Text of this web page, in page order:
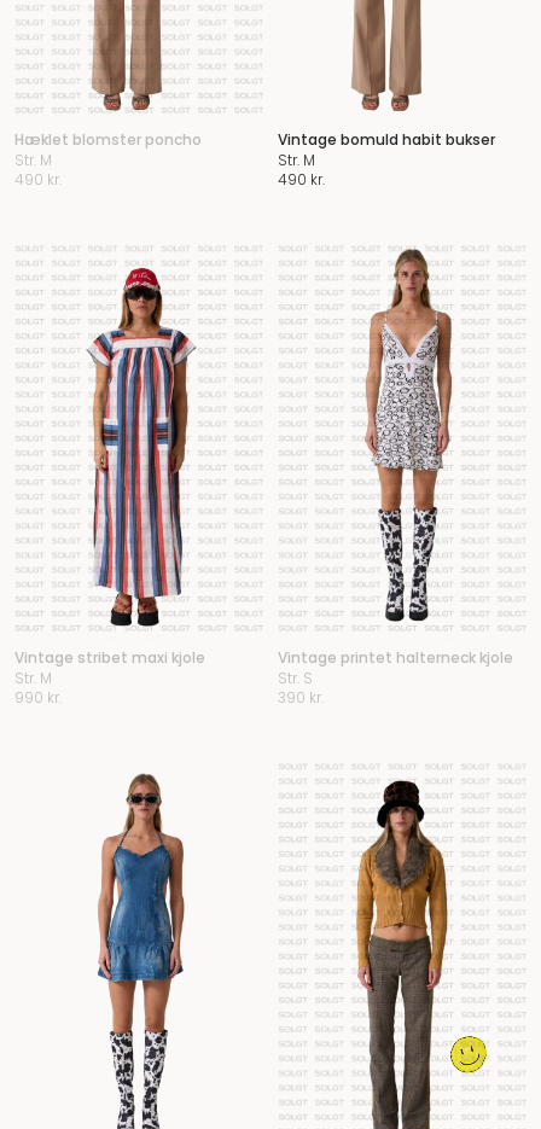
Hæklet blomster poncho
Str. M
490 kr.
Vintage bomuld habit bukser
Str. M
490 kr.
Vintage stribet maxi kjole
Str. M
990 kr.
Vintage printet halterneck kjole
Str. S
390 kr.